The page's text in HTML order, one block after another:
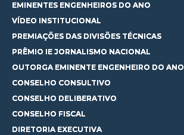
EMINENTES ENGENHEIROS DO ANO
VÍDEO INSTITUCIONAL
PREMIAÇÕES DAS DIVISÕES TÉCNICAS
PRÊMIO IE JORNALISMO NACIONAL
OUTORGA EMINENTE ENGENHEIRO DO ANO
CONSELHO CONSULTIVO
CONSELHO DELIBERATIVO
CONSELHO FISCAL
DIRETORIA EXECUTIVA